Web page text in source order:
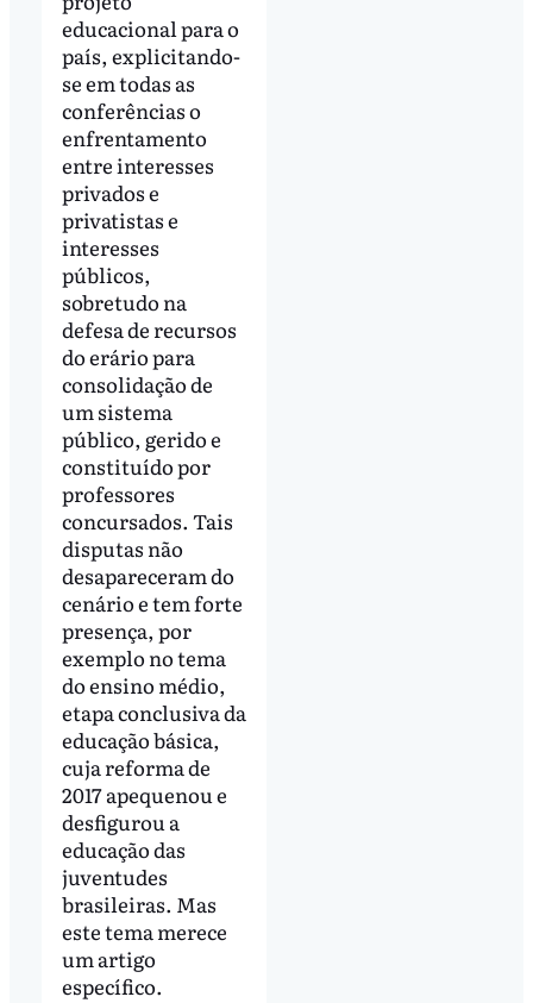
educacional para o
país, explicitando-
se em todas as
conferências o
enfrentamento
entre interesses
privados e
privatistas e
interesses
públicos,
sobretudo na
defesa de recursos
do erário para
consolidação de
um sistema
público, gerido e
constituído por
professores
concursados. Tais
disputas não
desapareceram do
cenário e tem forte
presença, por
exemplo no tema
do ensino médio,
etapa conclusiva da
educação básica,
cuja reforma de
2017 apequenou e
desfigurou a
educação das
juventudes
brasileiras. Mas
este tema merece
um artigo
específico.